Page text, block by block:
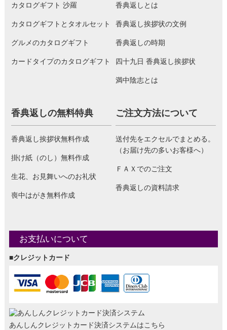
カタログギフト 沙羅
カタログギフトとタオルセット
グルメのカタログギフト
カードタイプのカタログギフト
香典返しとは
香典返し挨拶状の文例
香典返しの時期
四十九日 香典返し挨拶状
満中陰志とは
香典返しの無料特典
香典返し挨拶状無料作成
掛け紙（のし）無料作成
生花、お見舞いへのお礼状
喪中はがき無料作成
ご注文方法について
送付先をエクセルでまとめる。
（お届け先の多いお客様へ）
ＦＡＸでのご注文
香典返しの資料請求
お支払いについて
■クレジットカード
あんしんクレジットカード決済システムはこちら